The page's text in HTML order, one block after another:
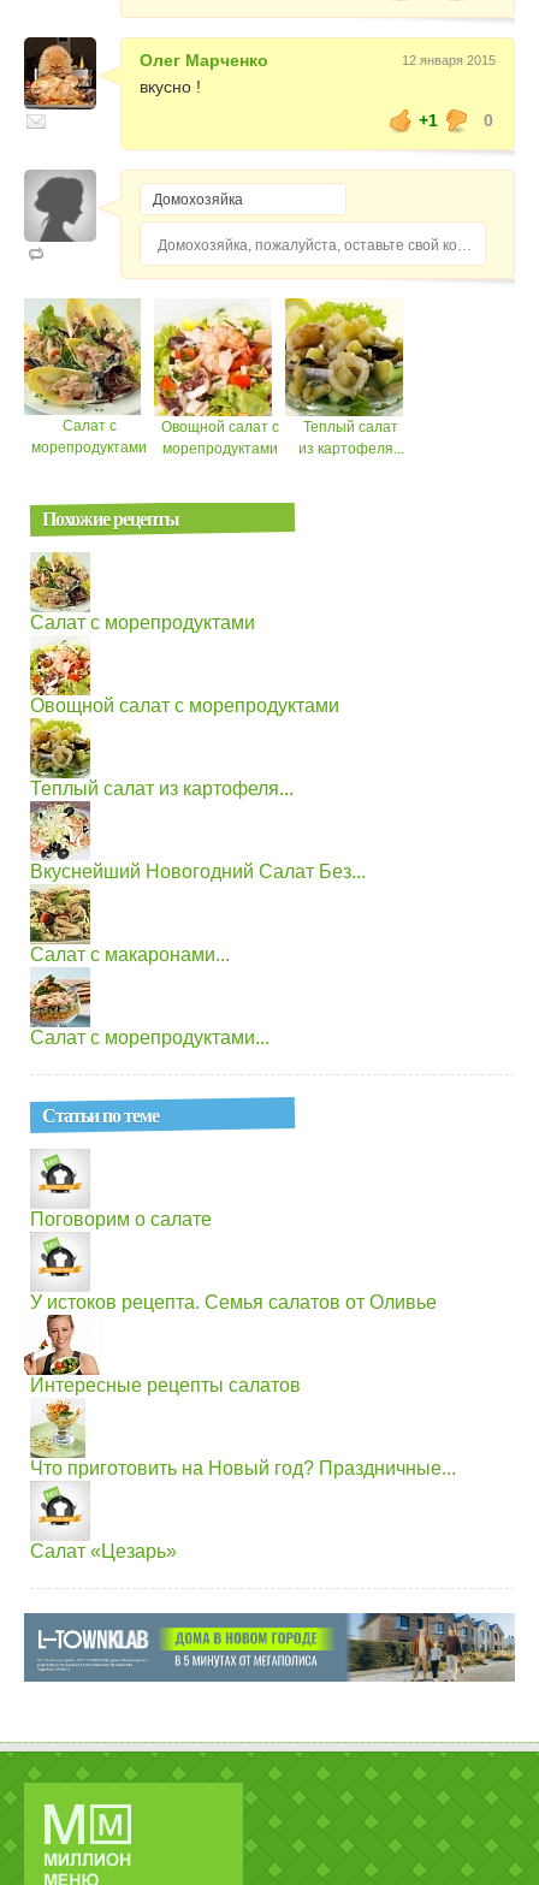
Олег Марченко 12 января 2015
вкусно !
+1
0
Домохозяйка, пожалуйста, оставьте свой комментарий...
Салат с
морепродуктами
Овощной салат с
морепродуктами
Теплый салат
из картофеля...
Похожие рецепты
Салат с морепродуктами
Овощной салат с морепродуктами
Теплый салат из картофеля...
Вкуснейший Новогодний Салат Без...
Салат с макаронами...
Салат с морепродуктами...
Статьи по теме
Поговорим о салате
У истоков рецепта. Семья салатов от Оливье
Интересные рецепты салатов
Что приготовить на Новый год? Праздничные...
Салат «Цезарь»